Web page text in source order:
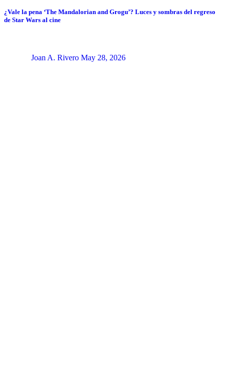
¿Vale la pena ‘The Mandalorian and Grogu’? Luces y sombras del regreso
de Star Wars al cine
Joan A. Rivero May 28, 2026